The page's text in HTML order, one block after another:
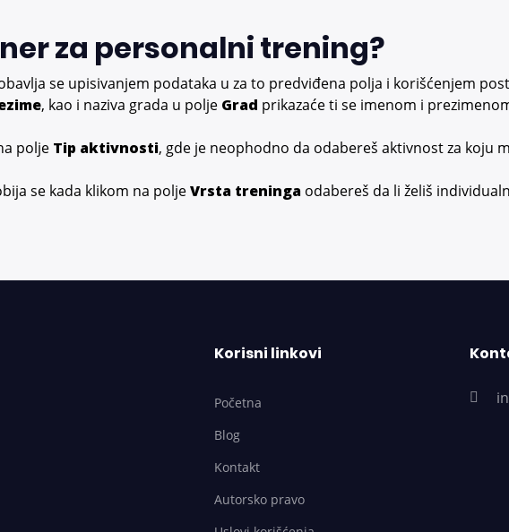
za personalni trening?
se upisivanjem podataka u za to predviđena polja i korišćenjem
, kao i naziva grada u polje Grad prikazaće ti se imenom i
polje Tip aktivnosti, gde je neophodno da odabereš aktivnost za koju
se kada klikom na poljeVrsta treninga odabereš da li želiš
Korisni linkovi
Početna
Blog
Kontakt
Autorsko pravo